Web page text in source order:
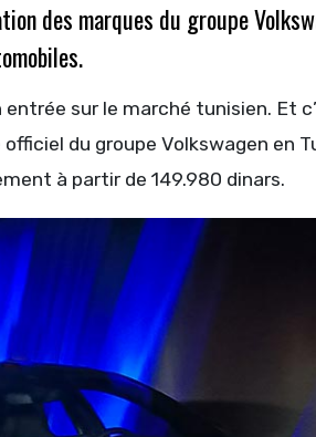
des marques du groupe
sur le marché tunisien. Et
du groupe Volkswagen en
à partir de 149.980 dinars.